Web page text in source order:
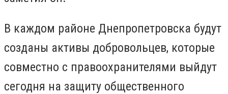
В каждом районе Днепропетровска будут
созданы активы добровольцев, которые
совместно с правоохранителями выйдут
сегодня на защиту общественного